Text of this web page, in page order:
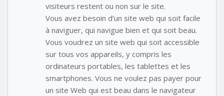
visiteurs restent ou non sur le site.
Vous avez besoin d’un site web qui soit facile
à naviguer, qui navigue bien et qui soit beau.
Vous voudrez un site web qui soit accessible
sur tous vos appareils, y compris les
ordinateurs portables, les tablettes et les
smartphones. Vous ne voulez pas payer pour
un site Web qui est beau dans le navigateur